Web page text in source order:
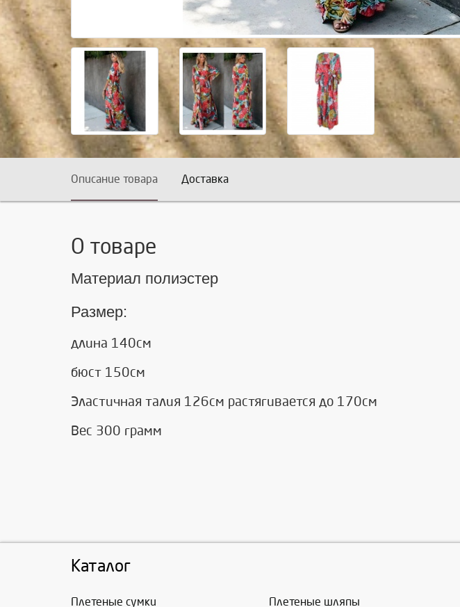
Описание товара Доставка
О товаре
Материал полиэстер
Размер:
длина 140см
бюст 150см
Эластичная талия 126см растягивается до 170см
Вес 300 грамм
Каталог
Плетеные сумки Плетеные шляпы